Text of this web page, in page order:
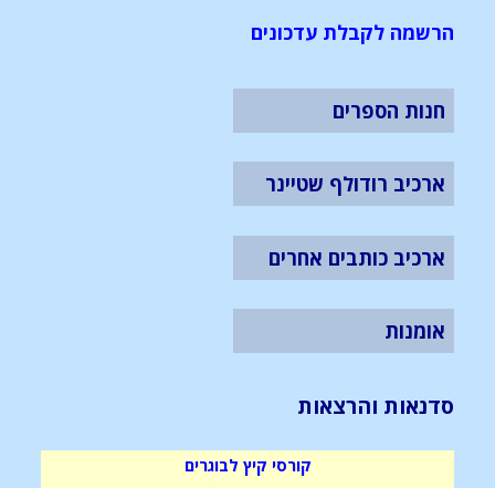
הרשמה לקבלת עדכונים
חנות הספרים
ארכיב רודולף שטיינר
ארכיב כותבים אחרים
אומנות
סדנאות והרצאות
קורסי קיץ לבוגרים